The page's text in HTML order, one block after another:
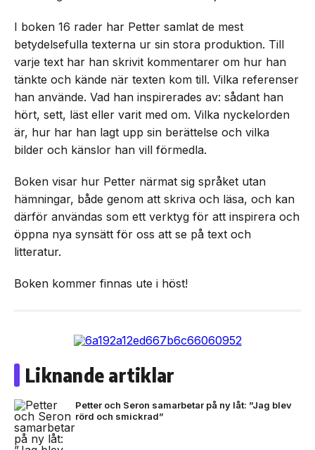
I boken 16 rader har Petter samlat de mest
betydelsefulla texterna ur sin stora produktion. Till
varje text har han skrivit kommentarer om hur han
tänkte och kände när texten kom till. Vilka referenser
han använde. Vad han inspirerades av: sådant han
hört, sett, läst eller varit med om. Vilka nyckelorden
är, hur har han lagt upp sin berättelse och vilka
bilder och känslor han vill förmedla.
Boken visar hur Petter närmat sig språket utan
hämningar, både genom att skriva och läsa, och kan
därför användas som ett verktyg för att inspirera och
öppna nya synsätt för oss att se på text och
litteratur.
Boken kommer finnas ute i höst!
Liknande artiklar
Petter och Seron samarbetar på ny låt: ”Jag blev
rörd och smickrad”